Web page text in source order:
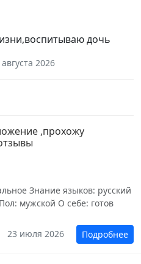
дочь
2026
,прохожу
Знание языков: русский
мужской О себе: готов
23 июля 2026
Подробнее